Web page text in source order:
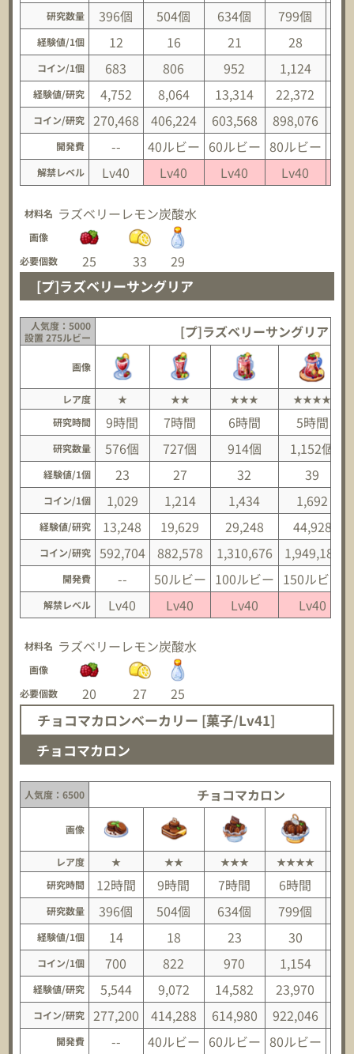
研究数量 396個 504個 634個 799個
経験値/1個 12 16 21 28
コイン/1個 683 806 952 1,124
経験値/研究 4,752 8,064 13,314 22,372
コイン/研究 270,468 406,224 603,568 898,076
開発費 -- 40ルビー 60ルビー 80ルビー
解禁レベル Lv40 Lv40 Lv40 Lv40
材料名 ラズベリーレモン炭酸水
画像
必要個数
25 33 29
[プ]ラズベリーサングリア
人気度：5000
設置 275ルビー
[プ]ラズベリーサングリア
画像
レア度 ★ ★★ ★★★
★★★★
研究時間
9時間 7時間 6時間 5時間
研究数量 576個 727個 914個 1,152個
経験値/1個 23 27 32 39
コイン/1個 1,029 1,214 1,434 1,692
経験値/研究 13,248 19,629 29,248 44,928
コイン/研究 592,704 882,578 1,310,676 1,949,184
開発費 -- 50ルビー 100ルビー 150ルビー
解禁レベル Lv40 Lv40 Lv40 Lv40
材料名 ラズベリーレモン炭酸水
画像
必要個数
20 27 25
チョコマカロンベーカリー [菓子/Lv41]
チョコマカロン
人気度：6500 チョコマカロン
画像
レア度 ★ ★★ ★★★ ★★★★
研究時間
12時間 9時間 7時間 6時間
研究数量 396個 504個 634個 799個
経験値/1個 14 18 23 30
コイン/1個 700 822 970 1,154
経験値/研究 5,544 9,072 14,582 23,970
コイン/研究 277,200 414,288 614,980 922,046
開発費 -- 40ルビー 60ルビー 80ルビー